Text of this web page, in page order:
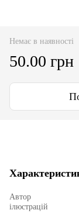
Немає в наявності
50.00 грн
Автор
ілюстрацій